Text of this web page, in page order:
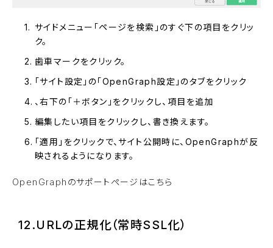
サイドメニュー「ページを検索」のすぐ下の項目をクリッ
ク。
歯車マークをクリック。
「サイト設定」の「OpenGraph設定」のタブをクリック
、右下の「＋ボタン」をクリックし、項目を追加
編集したい項目をクリックし、書き換えます。
「適用」をクリックで、サイト公開時に、OpenGraphが反
映されるようになります。
OpenGraphのサポートページはこちら
12.URLの正規化（常時SSL化）